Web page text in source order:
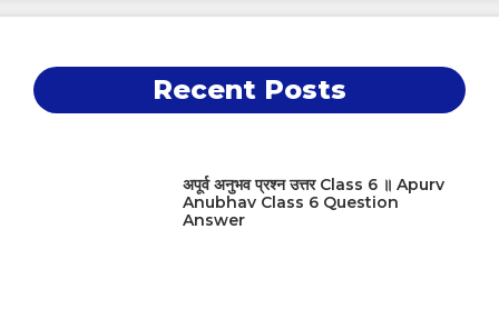
Recent Posts
अपूर्व अनुभव प्रश्न उत्तर Class 6 ॥ Apurv
Anubhav Class 6 Question
Answer